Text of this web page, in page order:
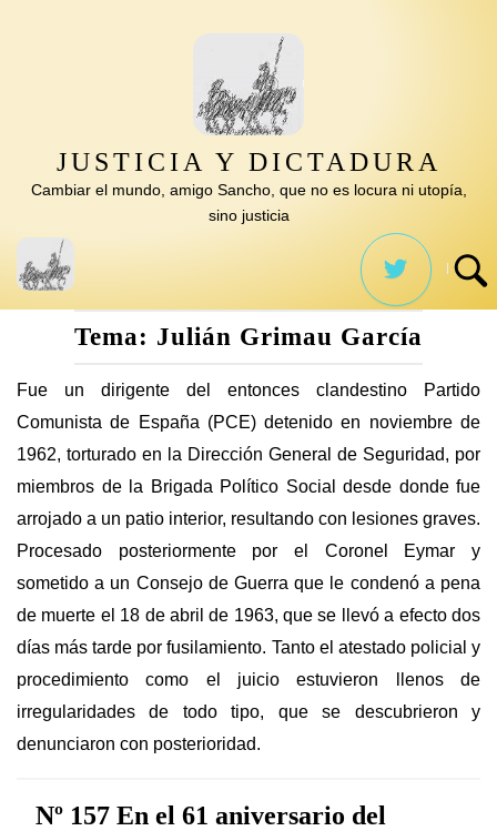
JUSTICIA Y DICTADURA
Cambiar el mundo, amigo Sancho, que no es locura ni utopía,
sino justicia
Tema: Julián Grimau García
Fue un dirigente del entonces clandestino Partido
Comunista de España (PCE) detenido en noviembre de
1962, torturado en la Dirección General de Seguridad, por
miembros de la Brigada Político Social desde donde fue
arrojado a un patio interior, resultando con lesiones graves.
Procesado posteriormente por el Coronel Eymar y
sometido a un Consejo de Guerra que le condenó a pena
de muerte el 18 de abril de 1963, que se llevó a efecto dos
días más tarde por fusilamiento. Tanto el atestado policial y
procedimiento como el juicio estuvieron llenos de
irregularidades de todo tipo, que se descubrieron y
denunciaron con posterioridad.
Nº 157 En el 61 aniversario del